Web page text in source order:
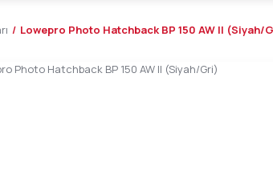
Lowepro Photo Hatchback BP 150 AW II (Siyah/